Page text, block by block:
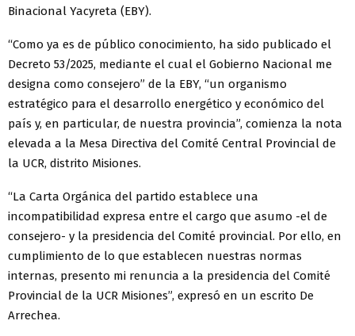
Binacional Yacyreta (EBY).
“Como ya es de público conocimiento, ha sido publicado el
Decreto 53/2025, mediante el cual el Gobierno Nacional me
designa como consejero” de la EBY, “un organismo
estratégico para el desarrollo energético y económico del
país y, en particular, de nuestra provincia”, comienza la nota
elevada a la Mesa Directiva del Comité Central Provincial de
la UCR, distrito Misiones.
“La Carta Orgánica del partido establece una
incompatibilidad expresa entre el cargo que asumo -el de
consejero- y la presidencia del Comité provincial. Por ello, en
cumplimiento de lo que establecen nuestras normas
internas, presento mi renuncia a la presidencia del Comité
Provincial de la UCR Misiones”, expresó en un escrito De
Arrechea.